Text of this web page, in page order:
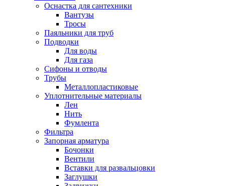
Оснастка для сантехники
Вантузы
Тросы
Паяльники для труб
Подводки
Для воды
Для газа
Сифоны и отводы
Трубы
Металлопластиковые
Уплотнительные материалы
Лен
Нить
Фумлента
Фильтра
Запорная арматура
Бочонки
Вентили
Вставки для развальцовки
Заглушки